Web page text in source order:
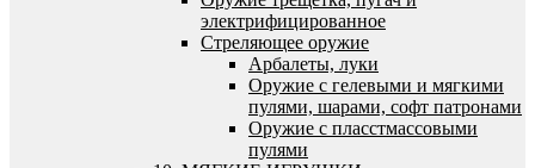
электрифицированное
Стреляющее оружие
Арбалеты, луки
Оружие с гелевыми и мягкими
пулями, шарами, софт патронами
Оружие с пласстмассовыми
пулями